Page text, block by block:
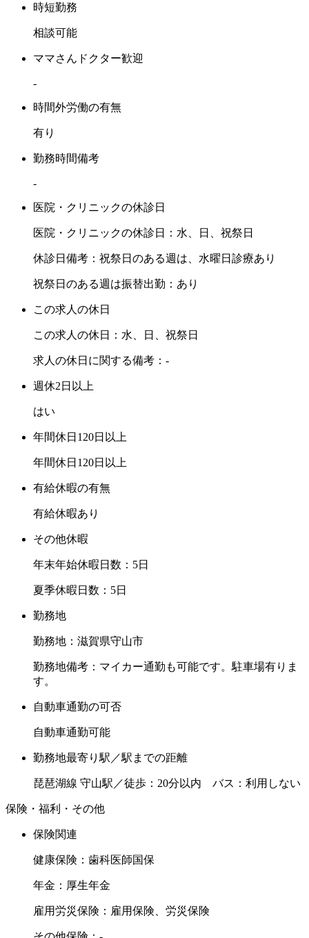
時短勤務
相談可能
ママさんドクター歓迎
-
時間外労働の有無
有り
勤務時間備考
-
医院・クリニックの休診日
医院・クリニックの休診日：水、日、祝祭日
休診日備考：祝祭日のある週は、水曜日診療あり
祝祭日のある週は振替出勤：あり
この求人の休日
この求人の休日：水、日、祝祭日
求人の休日に関する備考：-
週休2日以上
はい
年間休日120日以上
年間休日120日以上
有給休暇の有無
有給休暇あり
その他休暇
年末年始休暇日数：5日
夏季休暇日数：5日
勤務地
勤務地：滋賀県守山市
勤務地備考：マイカー通勤も可能です。駐車場有りま
す。
自動車通勤の可否
自動車通勤可能
勤務地最寄り駅／駅までの距離
琵琶湖線 守山駅／徒歩：20分以内 バス：利用しない
保険・福利・その他
保険関連
健康保険：歯科医師国保
年金：厚生年金
雇用労災保険：雇用保険、労災保険